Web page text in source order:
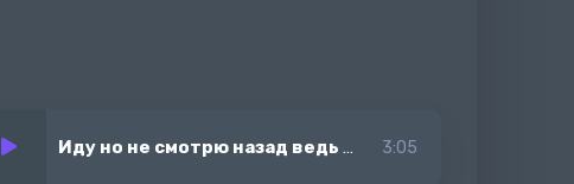
Иду но не смотрю назад ведь это все пустяк 3:05